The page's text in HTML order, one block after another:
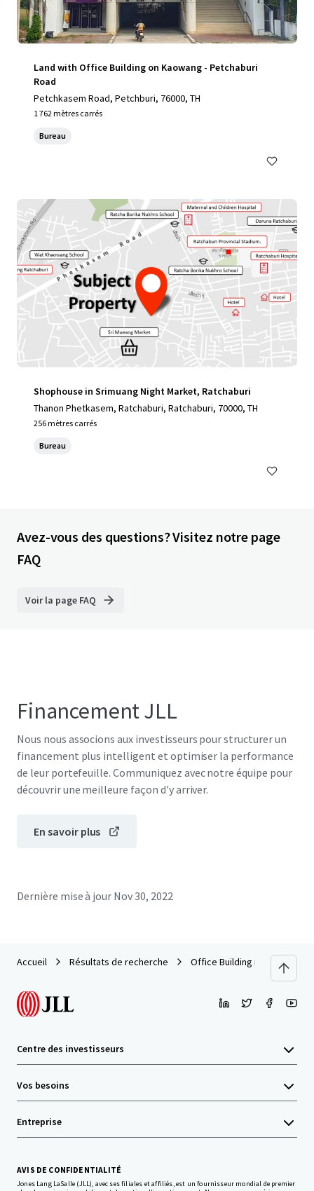
Land with Office Building on Kaowang - Petchaburi
Road
Petchkasem Road, Petchburi, 76000, TH
1 762 mètres carrés
Bureau
Shophouse in Srimuang Night Market, Ratchaburi
Thanon Phetkasem, Ratchaburi, Ratchaburi, 70000, TH
256 mètres carrés
Bureau
Avez-vous des questions? Visitez notre page
FAQ
Voir la page FAQ
Financement JLL
Nous nous associons aux investisseurs pour structurer un
financement plus intelligent et optimiser la performance
de leur portefeuille. Communiquez avec notre équipe pour
découvrir une meilleure façon d'y arriver.
En savoir plus
Dernière mise à jour Nov 30, 2022
Accueil Résultats de recherche Office Building in Hua It
Centre des investisseurs
Vos besoins
Entreprise
AVIS DE CONFIDENTIALITÉ
Jones Lang LaSalle (JLL), avec ses filiales et affiliés, est un fournisseur mondial de premier